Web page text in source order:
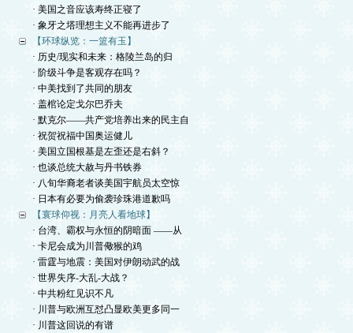
· 美国之音应该寿终正寝了
· 象牙之塔理想主义不能再进步了
【环球纵览：一篮有玉】
· 历史/现实和未来：格陵兰岛的归
· 阶级斗争是客观存在吗？
· 中美找到了共同的朋友
· 盖棺论定戈尔巴乔夫
· 默克尔——共产党培养出来的民主自
· 祝贺祝福中国奥运健儿
· 美国立国根基是左歪还是右斜？
· 也谈总统大赦与丹书铁券
· 八旬华裔老者谈美国宇航员太空惊
· 日本有必要为偷袭珍珠港道歉吗
【寰球仰视：月亮人看地球】
· 台湾、霸权与永恒的阴暗面 ——从
· 卡尼会成为川普儆猴的鸡
· 雷霆与地震：美国对伊朗动武的战
· 世界失序-大乱-大战？
· 中共粉红见识不凡
· 川普与欧洲互怼凸显欧美更多同一
· 川普这回说的有谱